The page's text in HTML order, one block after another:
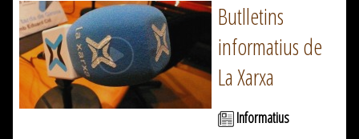
Butlletins
informatius de
La Xarxa
Informatius